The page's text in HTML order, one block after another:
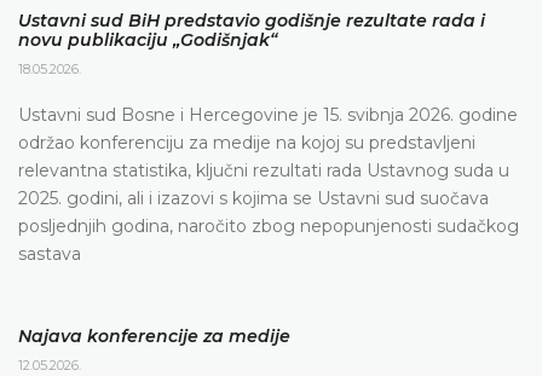
Ustavni sud BiH predstavio godišnje rezultate rada i
novu publikaciju „Godišnjak“
18.05.2026.
Ustavni sud Bosne i Hercegovine je 15. svibnja 2026. godine
održao konferenciju za medije na kojoj su predstavljeni
relevantna statistika, ključni rezultati rada Ustavnog suda u
2025. godini, ali i izazovi s kojima se Ustavni sud suočava
posljednjih godina, naročito zbog nepopunjenosti sudačkog
sastava
Najava konferencije za medije
12.05.2026.